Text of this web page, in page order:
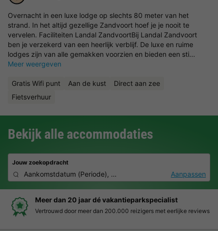
Overnacht in een luxe lodge op slechts 80 meter van het
strand. In het altijd gezellige Zandvoort hoef je je nooit te
vervelen. Faciliteiten Landal ZandvoortBij Landal Zandvoort
ben je verzekerd van een heerlijk verblijf. De luxe en ruime
lodges zijn van alle gemakken voorzien en bieden een sti...
Meer weergeven
Gratis Wifi punt Aan de kust
Direct aan zee
Fietsverhuur
Bekijk alle accommodaties
Jouw zoekopdracht
Aankomstdatum (Periode), 2 personen, 0 huisdierAanpassen
Boek eenvoudig en zonder stress
Duidelijke prijzen, moeiteloos boeken en veilige betaalomgeving